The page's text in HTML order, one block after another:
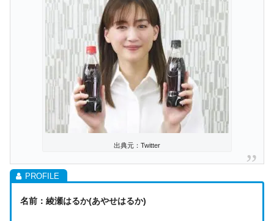
出典元：Twitter
名前：綾瀬はるか(あやせはるか)